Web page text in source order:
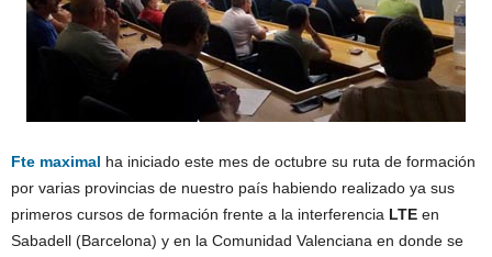
Fte maximal ha iniciado este mes de octubre su ruta de formación
por varias provincias de nuestro país habiendo realizado ya sus
primeros cursos de formación frente a la interferencia LTE en
Sabadell (Barcelona) y en la Comunidad Valenciana en donde se